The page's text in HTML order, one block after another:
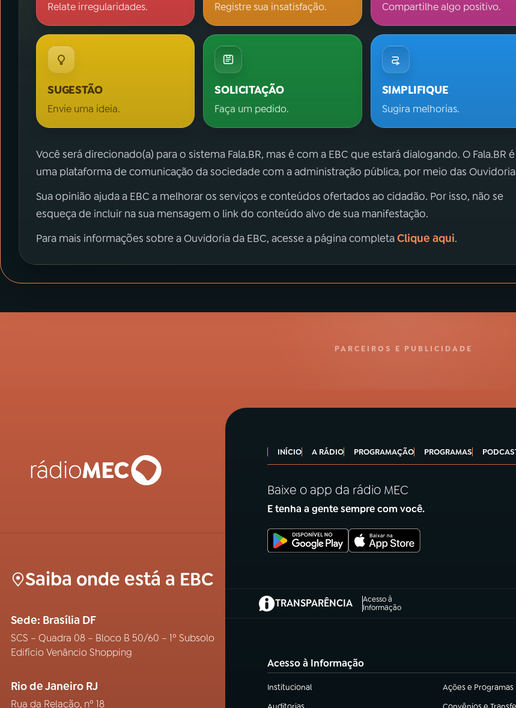
Relate irregularidades. Registre sua insatisfação. Compartilhe algo positivo.
SUGESTÃO
Envie uma ideia.
SOLICITAÇÃO
Faça um pedido.
SIMPLIFIQUE
Sugira melhorias.
Você será direcionado(a) para o sistema Fala.BR, mas é com a EBC que estará dialogando. O Fala.BR é
uma plataforma de comunicação da sociedade com a administração pública, por meio das
Sua opinião ajuda a EBC a melhorar os serviços e conteúdos ofertados ao cidadão. Por isso, não se
esqueça de incluir na sua mensagem o link do conteúdo alvo de sua manifestação.
Para mais informações sobre a Ouvidoria da EBC, acesse a página completaClique aqui.
PARCEIROS E PUBLICIDADE
Saiba onde está a EBC
Sede: Brasília DF
SCS – Quadra 08 – Bloco B 50/60 – 1º Subsolo
Edifício Venâncio Shopping
Rio de Janeiro RJ
Rua da Relação, nº 18
INÍCIO A RÁDIO PROGRAMAÇÃO PROGRAMAS
Baixe o app da rádio MEC
E tenha a gente sempre com você.
TRANSPARÊNCIA
Acesso à
Informação
(abre em nova aba)
Acesso à Informação
Institucional
(abre em nova aba) Ações e Programas
(abre em nova aba)